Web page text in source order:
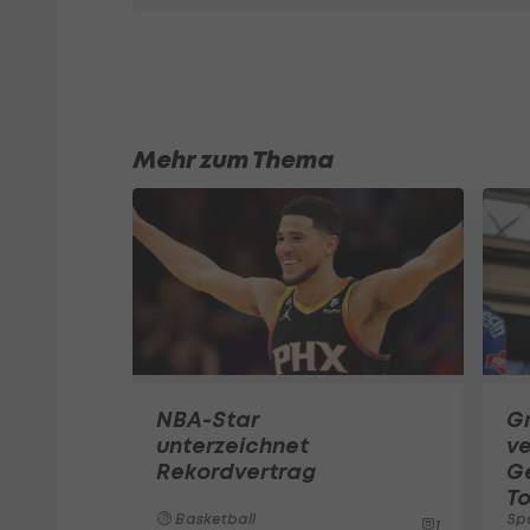
Mehr zum Thema
NBA-Star
unterzeichnet
Rekordvertrag
Basketball 1